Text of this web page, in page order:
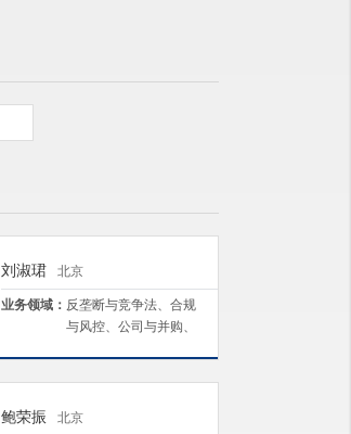
刘淑珺 北京
业务领域： 反垄断与竞争法、合规
与风控、公司与并购、
鲍荣振 北京